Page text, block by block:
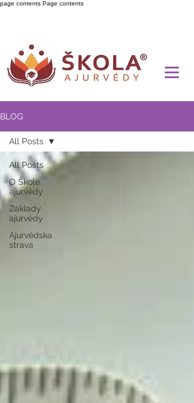
page contents Page contents
BLOG
All Posts
O Škole
ajurvédy
Základy
ajurvédy
Ajurvédska
strava
All Posts